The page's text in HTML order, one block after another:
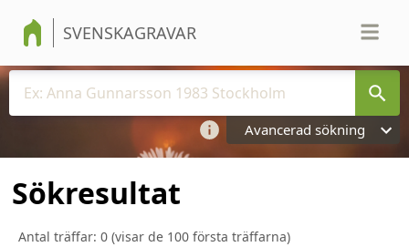
SVENSKAGRAVAR
Avancerad sökning
Sökresultat
Antal träffar: 0 (visar de 100 första träffarna)